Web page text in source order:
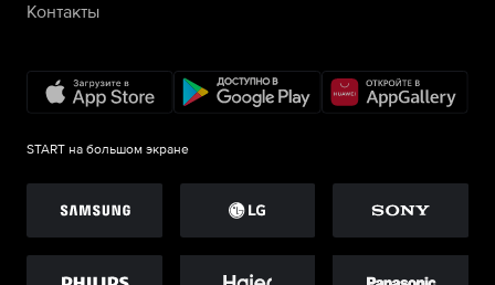
Контакты
START на большом экране